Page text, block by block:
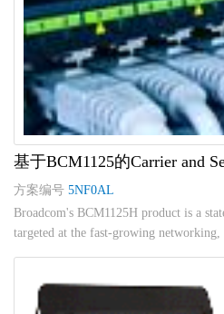
基于BCM1125的Carrier and
方案编号 5NF0AL
Broadcom's BCM1125H product is a
targeted at the fast-growing